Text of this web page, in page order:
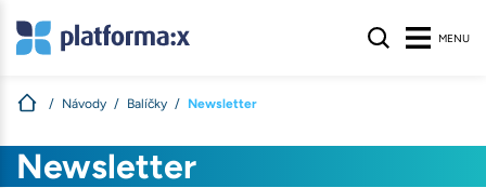
MENU
Návody Balíčky Newsletter
Newsletter